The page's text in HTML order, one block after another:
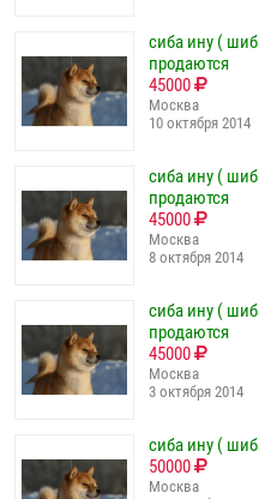
сиба ину (
продаются
45000
Москва
10 октября 2014
сиба ину (
продаются
45000
Москва
8 октября 2014
сиба ину (
продаются
45000
Москва
3 октября 2014
сиба ину (
50000
Москва